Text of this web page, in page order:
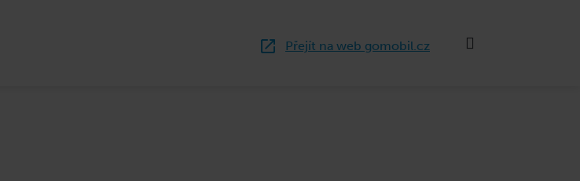
Přejít na web gomobil.cz